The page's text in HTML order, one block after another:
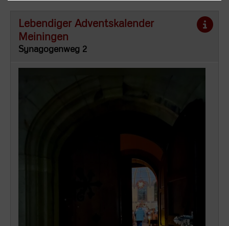
Lebendiger Adventskalender
Meiningen
Synagogenweg 2